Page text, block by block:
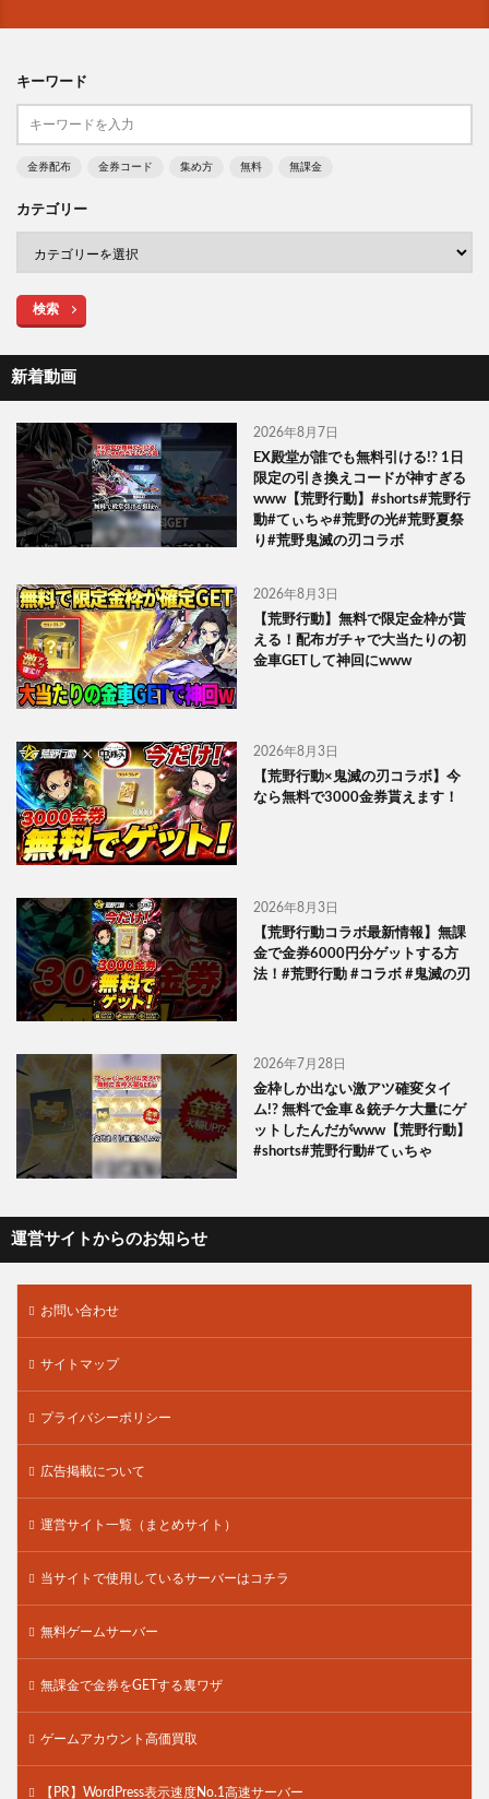
キーワード
金券配布 金券コード 集め方 無料 無課金
カテゴリー
検索
新着動画
2026年8月7日
EX殿堂が誰でも無料引ける!? 1日
限定の引き換えコードが神すぎる
www【荒野行動】#shorts#荒野行
動#てぃちゃ#荒野の光#荒野夏祭
り#荒野鬼滅の刃コラボ
2026年8月3日
【荒野行動】無料で限定金枠が貰
える！配布ガチャで大当たりの初
金車GETして神回にwww
2026年8月3日
【荒野行動×鬼滅の刃コラボ】今
なら無料で3000金券貰えます！
2026年8月3日
【荒野行動コラボ最新情報】無課
金で金券6000円分ゲットする方
法！#荒野行動 #コラボ #鬼滅の刃
2026年7月28日
金枠しか出ない激アツ確変タイ
ム!? 無料で金車＆銃チケ大量にゲ
ットしたんだがwww【荒野行動】
#shorts#荒野行動#てぃちゃ
運営サイトからのお知らせ
お問い合わせ
サイトマップ
プライバシーポリシー
広告掲載について
運営サイト一覧（まとめサイト）
当サイトで使用しているサーバーはコチラ
無料ゲームサーバー
無課金で金券をGETする裏ワザ
ゲームアカウント高価買取
【PR】WordPress表示速度No.1高速サーバー